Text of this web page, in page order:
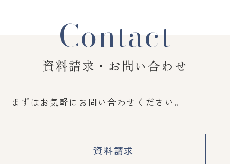
Contact
資料請求・お問い合わせ
まずはお気軽にお問い合わせください。
資料請求